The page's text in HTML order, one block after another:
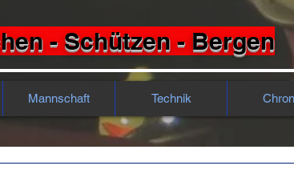
- Schützen - Bergen
Mannschaft Technik